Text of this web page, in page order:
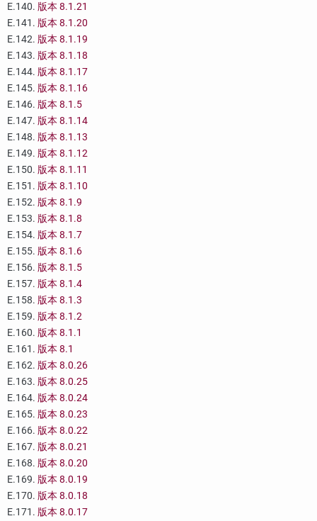
E.140. 版本 8.1.21
E.141. 版本 8.1.20
E.142. 版本 8.1.19
E.143. 版本 8.1.18
E.144. 版本 8.1.17
E.145. 版本 8.1.16
E.146. 版本 8.1.5
E.147. 版本 8.1.14
E.148. 版本 8.1.13
E.149. 版本 8.1.12
E.150. 版本 8.1.11
E.151. 版本 8.1.10
E.152. 版本 8.1.9
E.153. 版本 8.1.8
E.154. 版本 8.1.7
E.155. 版本 8.1.6
E.156. 版本 8.1.5
E.157. 版本 8.1.4
E.158. 版本 8.1.3
E.159. 版本 8.1.2
E.160. 版本 8.1.1
E.161. 版本 8.1
E.162. 版本 8.0.26
E.163. 版本 8.0.25
E.164. 版本 8.0.24
E.165. 版本 8.0.23
E.166. 版本 8.0.22
E.167. 版本 8.0.21
E.168. 版本 8.0.20
E.169. 版本 8.0.19
E.170. 版本 8.0.18
E.171. 版本 8.0.17